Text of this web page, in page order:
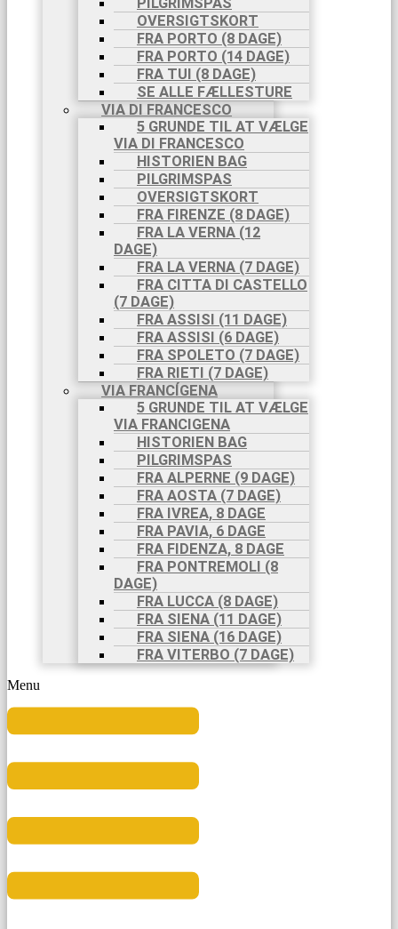
OVERSIGTSKORT
FRA PORTO (8 DAGE)
FRA PORTO (14 DAGE)
FRA TUI (8 DAGE)
SE ALLE FÆLLESTURE
VIA DI FRANCESCO
5 GRUNDE TIL AT VÆLGE
VIA DI FRANCESCO
HISTORIEN BAG
PILGRIMSPAS
OVERSIGTSKORT
FRA FIRENZE (8 DAGE)
FRA LA VERNA (12
DAGE)
FRA LA VERNA (7 DAGE)
FRA CITTA DI CASTELLO
(7 DAGE)
FRA ASSISI (11 DAGE)
FRA ASSISI (6 DAGE)
FRA SPOLETO (7 DAGE)
FRA RIETI (7 DAGE)
VIA FRANCÍGENA
5 GRUNDE TIL AT VÆLGE
VIA FRANCIGENA
HISTORIEN BAG
PILGRIMSPAS
FRA ALPERNE (9 DAGE)
FRA AOSTA (7 DAGE)
FRA IVREA, 8 DAGE
FRA PAVIA, 6 DAGE
FRA FIDENZA, 8 DAGE
FRA PONTREMOLI (8
DAGE)
FRA LUCCA (8 DAGE)
FRA SIENA (11 DAGE)
FRA SIENA (16 DAGE)
FRA VITERBO (7 DAGE)
Menu